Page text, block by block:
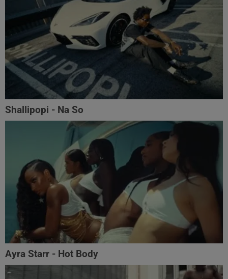
Shallipopi - Na So
Ayra Starr - Hot Body